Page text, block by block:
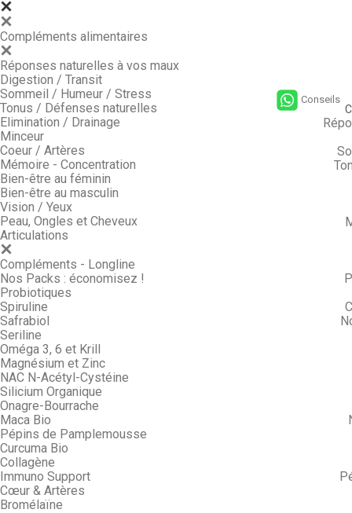
Compléments alimentaires
Réponses naturelles à vos maux
Digestion / Transit
Sommeil / Humeur / Stress
Tonus / Défenses naturelles
Elimination / Drainage
Minceur
Coeur / Artères
Mémoire - Concentration
Bien-être au féminin
Bien-être au masculin
Vision / Yeux
Peau, Ongles et Cheveux
Articulations
Compléments - Longline
Nos Packs : économisez !
Probiotiques
Spiruline
Safrabiol
Seriline
Oméga 3, 6 et Krill
Magnésium et Zinc
NAC N-Acétyl-Cystéine
Silicium Organique
Onagre-Bourrache
Maca Bio
Pépins de Pamplemousse
Curcuma Bio
Collagène
Immuno Support
Cœur & Artères
Bromélaïne
Conseils